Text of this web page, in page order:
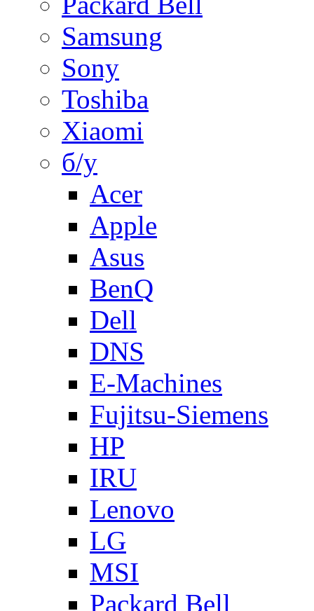
Samsung
Sony
Toshiba
Xiaomi
б/у
Acer
Apple
Asus
BenQ
Dell
DNS
E-Machines
Fujitsu-Siemens
HP
IRU
Lenovo
LG
MSI
Packard Bell